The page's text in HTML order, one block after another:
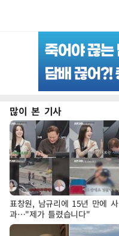
많이 본 기사
표창원, 남규리에 15년 만에 사
과…"제가 틀렸습니다"